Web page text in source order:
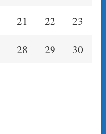
21 22
23
28 29
30